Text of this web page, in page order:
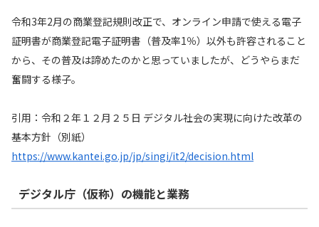
令和3年2月の商業登記規則改正で、オンライン申請で使える電子
証明書が商業登記電子証明書（普及率1％）以外も許容されること
から、その普及は諦めたのかと思っていましたが、どうやらまだ
奮闘する様子。
引用：令和２年１２月２５日 デジタル社会の実現に向けた改革の
基本方針（別紙）
https://www.kantei.go.jp/jp/singi/it2/decision.html
デジタル庁（仮称）の機能と業務